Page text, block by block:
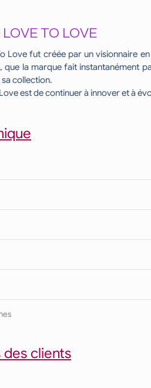
TO LOVE
Love fut créée par un visionnaire
la marque fait instantanément
collection.
est de continuer à innover et à
des clients